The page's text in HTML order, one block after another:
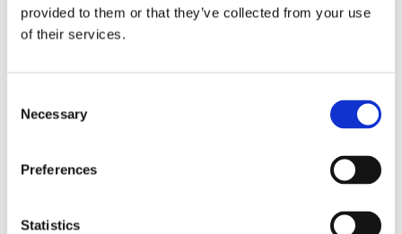
provided to them or that they’ve collected from your use
of their services.
Selection
Necessary
Preferences
Statistics
Ma langue parlée
Anglais